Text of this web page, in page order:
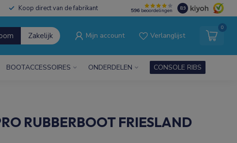
Koop direct van de fabrikant 596 beoordelingen 8.9
Zakelijk Mijn account Verlanglijst
0
BOOTACCESSOIRES ONDERDELEN CONSOLE RIBS
RUBBERBOOT FRIESLAND